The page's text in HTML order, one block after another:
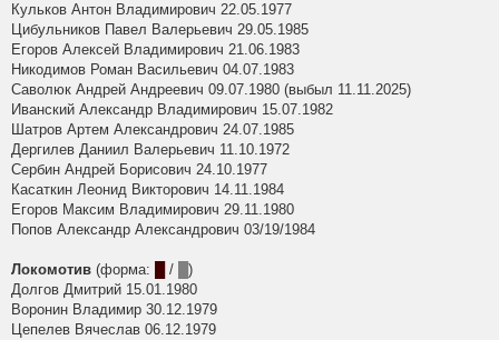
Кульков Антон Владимирович 22.05.1977
Цибульников Павел Валерьевич 29.05.1985
Егоров Алексей Владимирович 21.06.1983
Никодимов Роман Васильевич 04.07.1983
Саволюк Андрей Андреевич 09.07.1980 (выбыл 11.11.2025)
Иванский Александр Владимирович 15.07.1982
Шатров Артем Александрович 24.07.1985
Дергилев Даниил Валерьевич 11.10.1972
Сербин Андрей Борисович 24.10.1977
Касаткин Леонид Викторович 14.11.1984
Егоров Максим Владимирович 29.11.1980
Попов Александр Александрович 03/19/1984
Локомотив (форма: /
)
Долгов Дмитрий 15.01.1980
Воронин Владимир 30.12.1979
Цепелев Вячеслав 06.12.1979